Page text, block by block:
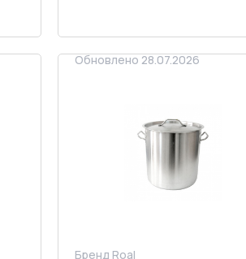
Обновлено 28.07.2026
Бренд Roal